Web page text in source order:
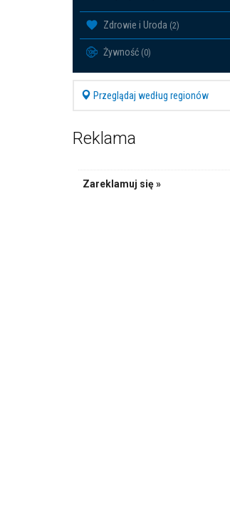
Zdrowie i Uroda (2)
Żywność (0)
Przeglądaj według regionów
Reklama
Zareklamuj się »